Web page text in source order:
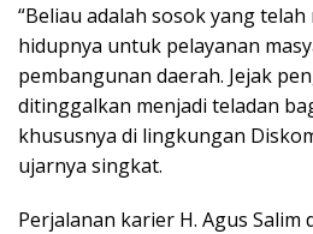
“Beliau adalah sosok yang
hidupnya untuk pelayanan
pembangunan daerah. Jejak
ditinggalkan menjadi teladan
khususnya di lingkungan
ujarnya singkat.
Perjalanan karier H. Agus Salim